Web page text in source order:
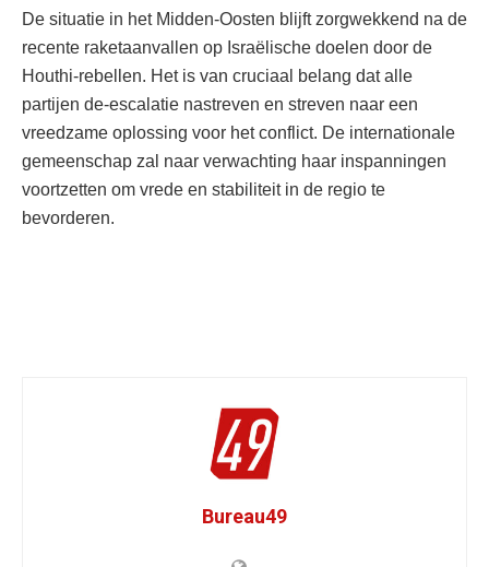
De situatie in het Midden-Oosten blijft zorgwekkend na de
recente raketaanvallen op Israëlische doelen door de
Houthi-rebellen. Het is van cruciaal belang dat alle
partijen de-escalatie nastreven en streven naar een
vreedzame oplossing voor het conflict. De internationale
gemeenschap zal naar verwachting haar inspanningen
voortzetten om vrede en stabiliteit in de regio te
bevorderen.
Bureau49